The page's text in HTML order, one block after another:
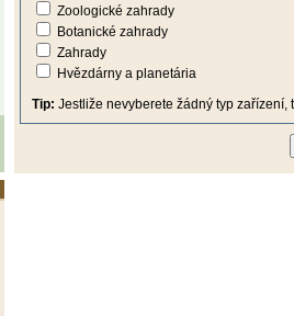
Zoologické zahrady
Botanické zahrady
Zahrady
Hvězdárny a planetária
Tip: Jestliže nevyberete žádný typ